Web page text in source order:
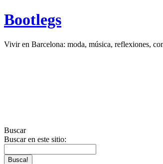
Bootlegs
Vivir en Barcelona: moda, música, reflexiones,
Buscar
Buscar en este sitio: